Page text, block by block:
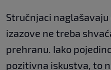
Stručnjaci
izazove ne treba
prehranu. Iako
pozitivna iskustva, to